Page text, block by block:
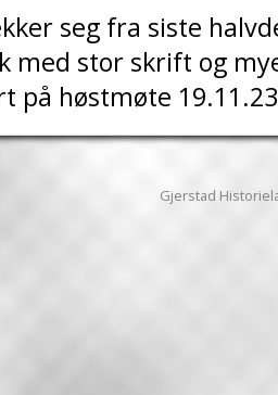
seg fra siste
med stor skrift og
på høstmøte
Gjerstad